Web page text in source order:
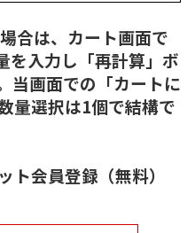
合は、カート画面で
を入力し「再計算」ボ
当画面での「カートに
量選択は1個で結構で
ト会員登録（無料）